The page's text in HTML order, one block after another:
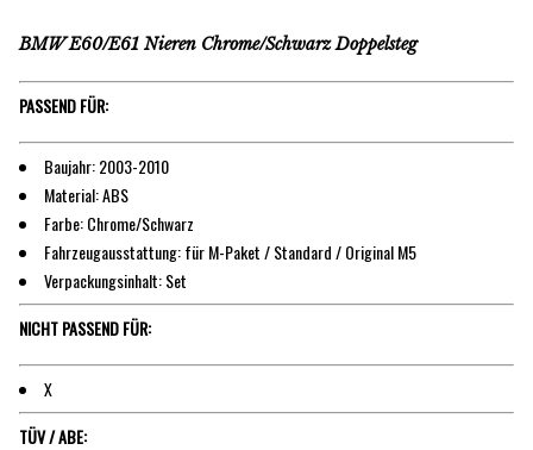
BMW E60/E61 Nieren Chrome/Schwarz Doppelsteg
PASSEND FÜR:
Baujahr: 2003-2010
Material: ABS
Farbe: Chrome/Schwarz
Fahrzeugausstattung: für M-Paket / Standard / Original M5
Verpackungsinhalt: Set
NICHT PASSEND FÜR:
X
TÜV / ABE: